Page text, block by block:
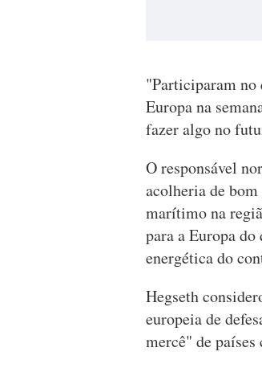
"Participaram no
Europa na
fazer algo no
O responsável
acolheria de
marítimo na
para a Europa
energética do
Hegseth
europeia de
mercê" de